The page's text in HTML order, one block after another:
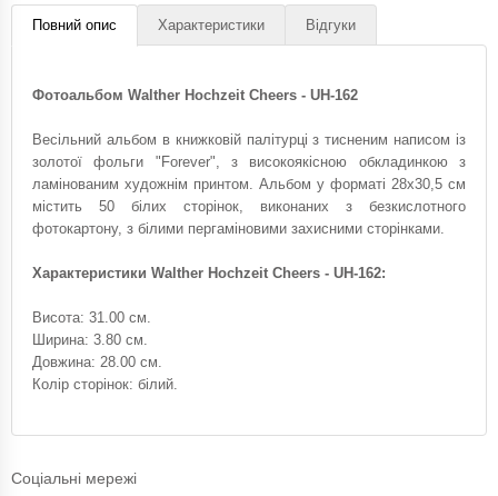
Повний опис Характеристики Відгуки
Фотоальбом Walther Hochzeit Cheers - UH-162
Весільний альбом в книжковій палітурці з тисненим написом із
золотої фольги "Forever", з високоякісною обкладинкою з
ламінованим художнім принтом. Альбом у форматі 28x30,5 см
містить 50 білих сторінок, виконаних з безкислотного
фотокартону, з білими пергаміновими захисними сторінками.
Характеристики Walther Hochzeit Cheers - UH-162:
Висота: 31.00 см.
Ширина: 3.80 см.
Довжина: 28.00 см.
Колір сторінок: білий.
Соціальні мережі